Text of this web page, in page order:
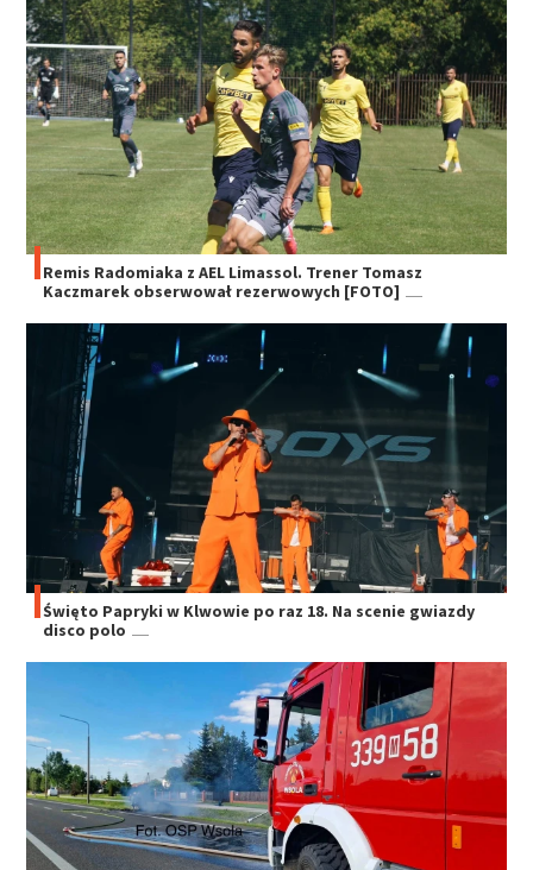
Remis Radomiaka z AEL Limassol. Trener Tomasz
Kaczmarek obserwował rezerwowych [FOTO]
Święto Papryki w Klwowie po raz 18. Na scenie gwiazdy
disco polo